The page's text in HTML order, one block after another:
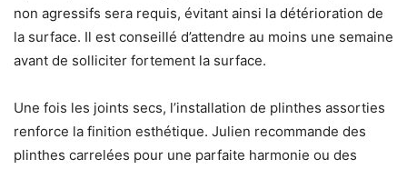
non agressifs sera requis, évitant ainsi la détérioration de
la surface. Il est conseillé d’attendre au moins une semaine
avant de solliciter fortement la surface.
Une fois les joints secs, l’installation de plinthes assorties
renforce la finition esthétique. Julien recommande des
plinthes carrelées pour une parfaite harmonie ou des